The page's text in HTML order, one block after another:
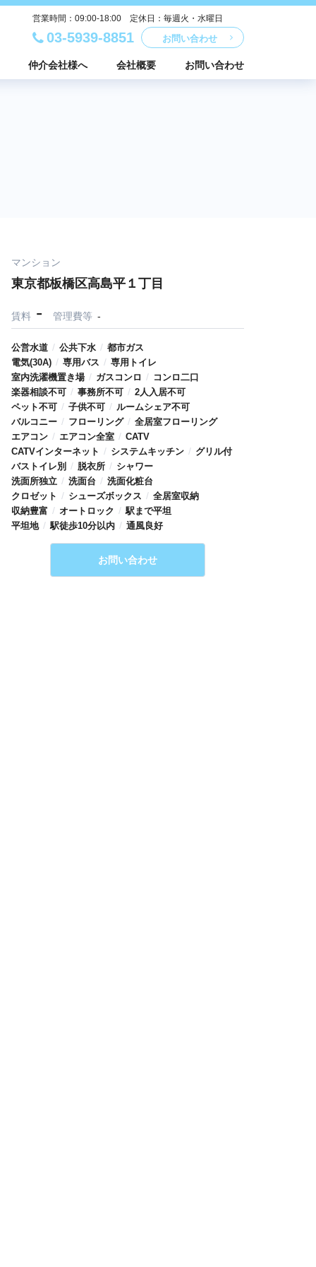
営業時間：09:00-18:00 定休日：毎週火・水曜日
03-5939-8851 お問い合わせ
仲介会社様へ 会社概要 お問い合わせ
マンション
東京都板橋区高島平１丁目
賃料 - 管理費等 -
公営水道 / 公共下水 / 都市ガス
電気(30A) / 専用バス / 専用トイレ
室内洗濯機置き場 / ガスコンロ / コンロ二口
楽器相談不可 / 事務所不可 / 2人入居不可
ペット不可 / 子供不可 / ルームシェア不可
バルコニー / フローリング / 全居室フローリング
エアコン / エアコン全室 / CATV
CATVインターネット / システムキッチン / グリル付
バストイレ別
/ 脱衣所 / シャワー
洗面所独立 / 洗面台 / 洗面化粧台
クロゼット / シューズボックス / 全居室収納
収納豊富 / オートロック / 駅まで平坦
平坦地 / 駅徒歩10分以内 / 通風良好
お問い合わせ